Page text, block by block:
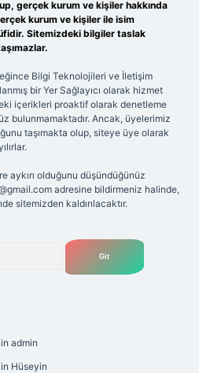
gerçek kurum ve kişiler hakkında
kurum ve kişiler ile isim
Sitemizdeki bilgiler taslak
Bilgi Teknolojileri ve İletişim
bir Yer Sağlayıcı olarak hizmet
içerikleri proaktif olarak denetleme
bulunmamaktadır. Ancak, üyelerimiz
taşımakta olup, siteye üye olarak
aykırı olduğunu düşündüğünüz
adresine bildirmeniz halinde,
sitemizden kaldırılacaktır.
admin
Hüseyin